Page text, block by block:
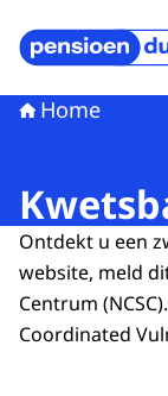
Home
Ontdekt u een
website, meld
Centrum
Coordinated